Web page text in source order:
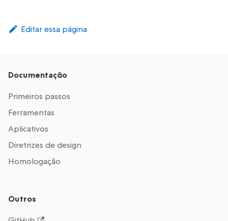
Editar essa página
Documentação
Primeiros passos
Ferramentas
Aplicativos
Diretrizes de design
Homologação
Outros